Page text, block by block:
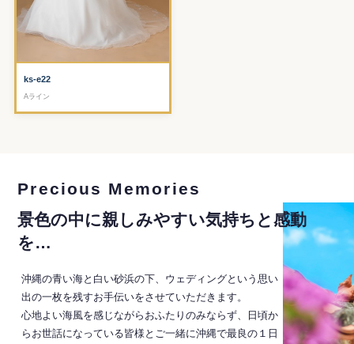
ks-e22
Aライン
Precious Memories
景色の中に親しみやすい気持ちと感動
を…
沖縄の青い海と白い砂浜の下、ウェディングという思い
出の一枚を残すお手伝いをさせていただきます。
心地よい海風を感じながらおふたりのみならず、日頃か
らお世話になっている皆様とご一緒に沖縄で最良の１日